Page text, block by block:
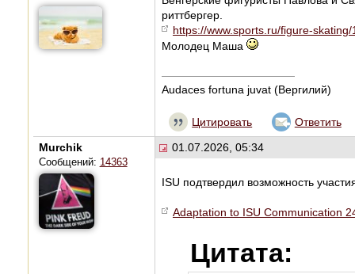
риттбергер.
https://www.sports.ru/figure-
Молодец Маша
Audaces fortuna juvat (Вергилий)
Цитировать Ответить
Murchik
Сообщений: 14363
01.07.2026, 05:34
ISU подтвердил возможность
Adaptation to ISU Communication
Цитата: